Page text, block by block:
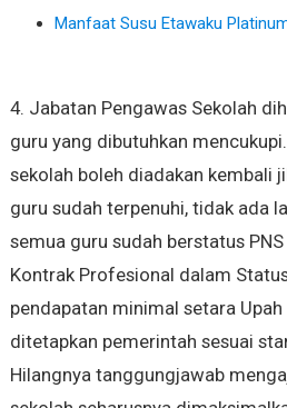
Manfaat Susu Etawaku
4. Jabatan Pengawas Sekolah
guru yang dibutuhkan
sekolah boleh diadakan kembali
guru sudah terpenuhi, tidak ada
semua guru sudah berstatus
Kontrak Profesional dalam
pendapatan minimal setara
ditetapkan pemerintah sesuai
Hilangnya tanggungjawab